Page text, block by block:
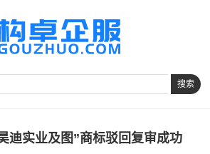
搜索
迪实业及图”商标驳回复审成功